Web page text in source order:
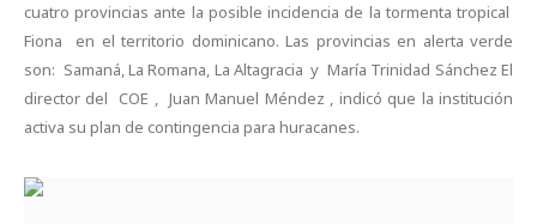
cuatro provincias ante la posible incidencia de la tormenta tropical
Fiona en el territorio dominicano. Las provincias en alerta verde
son: Samaná, La Romana, La Altagracia y María Trinidad Sánchez El
director del COE , Juan Manuel Méndez , indicó que la institución
activa su plan de contingencia para huracanes.